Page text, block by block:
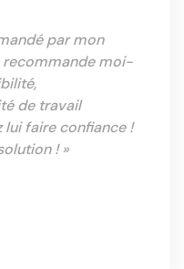
par mon
recommande moi-
de travail
lui faire confiance !
! »